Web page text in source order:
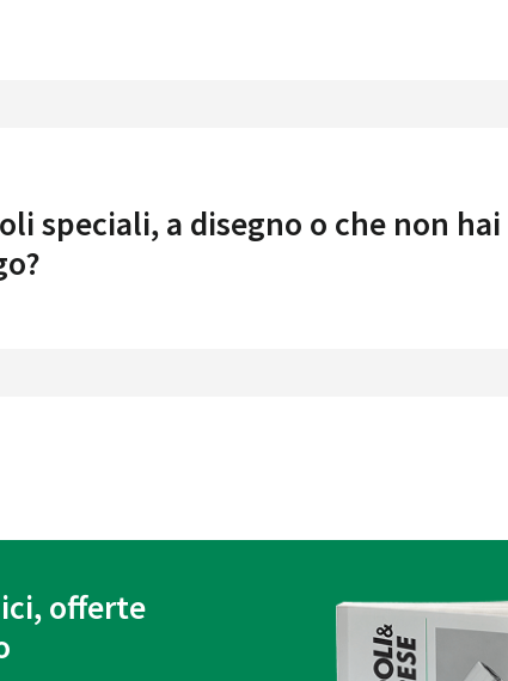
speciali, a disegno o che non hai
offerte